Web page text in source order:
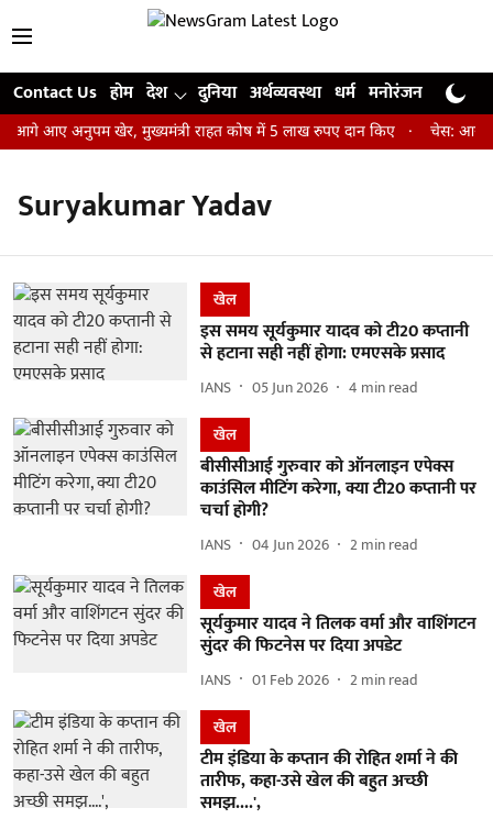
Contact Us होम देश दुनिया अर्थव्यवस्था धर्म मनोरंजन खेल
आगे आए अनुपम खेर, मुख्यमंत्री राहत कोष में 5 लाख रुपए दान किए चेस: आर
Suryakumar Yadav
खेल
इस समय सूर्यकुमार यादव को टी20 कप्तानी
से हटाना सही नहीं होगा: एमएसके प्रसाद
IANS 05 Jun 2026 4 min read
खेल
बीसीसीआई गुरुवार को ऑनलाइन एपेक्स
काउंसिल मीटिंग करेगा, क्या टी20 कप्तानी पर
चर्चा होगी?
IANS 04 Jun 2026 2min read
खेल
सूर्यकुमार यादव ने तिलक वर्मा और वाशिंगटन
सुंदर की फिटनेस पर दिया अपडेट
IANS 01 Feb 2026 2min read
खेल
टीम इंडिया के कप्तान की रोहित शर्मा ने की
तारीफ, कहा-उसे खेल की बहुत अच्छी
समझ....',